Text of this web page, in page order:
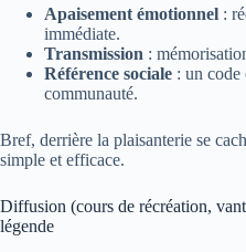
Apaisement émotionnel :
immédiate.
Transmission :
Référence sociale : un
communauté.
Bref, derrière la plaisanterie se
simple et efficace.
Diffusion (cours de récréation,
légende